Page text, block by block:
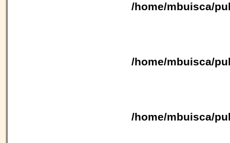
/home/mbuisca/
/home/mbuisca/
/home/mbuisca/